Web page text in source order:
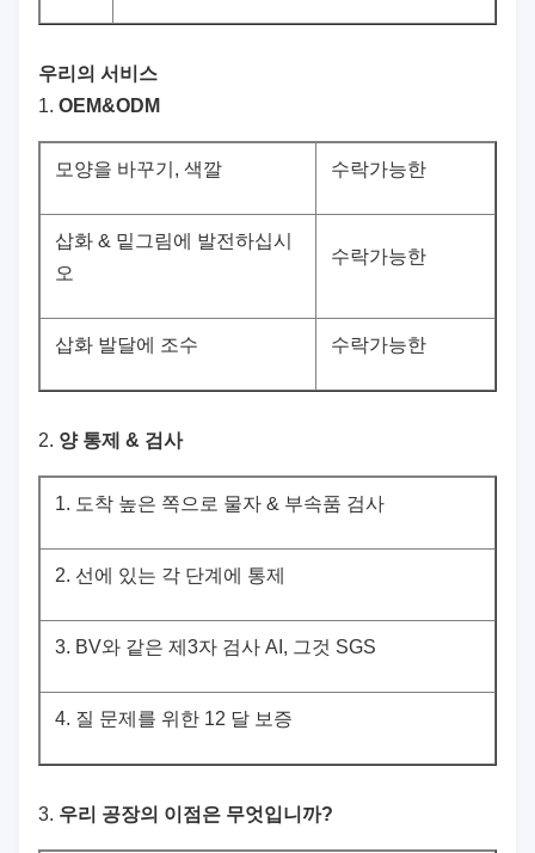
우리의 서비스
1. OEM&ODM
모양을 바꾸기, 색깔 수락가능한
삽화 & 밑그림에 발전하십시
오
수락가능한
삽화 발달에 조수 수락가능한
2. 양 통제 & 검사
1. 도착 높은 쪽으로 물자 & 부속품 검사
2. 선에 있는 각 단계에 통제
3. BV와 같은 제3자 검사 AI, 그것 SGS
4. 질 문제를 위한 12 달 보증
3. 우리 공장의 이점은 무엇입니까?